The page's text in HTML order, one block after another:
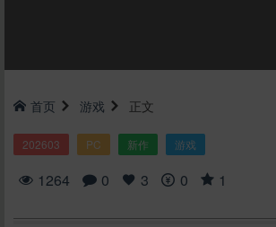
首页 游戏 正文
202603 PC 新作 游戏
1264 0 3 0 1